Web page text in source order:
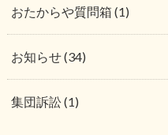
おたからや質問箱 (1)
お知らせ(34)
集団訴訟(1)